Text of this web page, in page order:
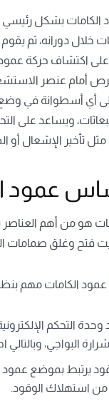
بشكل رئيسي
اكتشاف حركة
أمام عنصر
أي أسطوانة في
ويساعد
تأخير الإشعال أو
عمود
هو من أهم العناصر
فتح وغلق صمامات
الكامات مهم
البواجي،
يرتبط بموضع عمود
من استهلاك الوقود.